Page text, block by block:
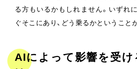
る方もいるかもしれません。いずれ
ぐそこにあり、どう乗るかということ
AIによって影響を受け